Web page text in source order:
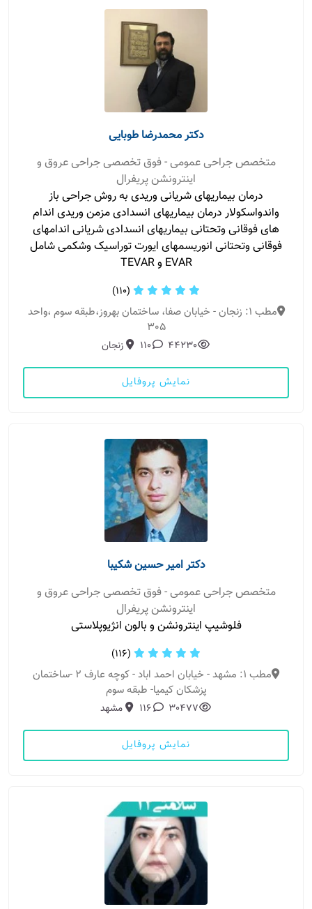
دکتر محمدرضا طوبایی
متخصص جراحی عمومی - فوق تخصصی جراحی عروق و
اینترونشن پریفرال
درمان بیماریهای شریانی وریدی به روش جراحی باز
واندواسکولار درمان بیماریهای انسدادی مزمن وریدی اندام
های فوقانی وتحتانی بیماریهای انسدادی شریانی اندامهای
فوقانی وتحتانی انوریسمهای ایورت توراسیک وشکمی شامل
EVAR و TEVAR
(110)
مطب 1: زنجان - خيابان صفا، ساختمان بهروز،طبقه سوم ،واحد
٣٠٥
44230
110 زنجان
نمایش پروفایل
دکتر امیر حسین شکیبا
متخصص جراحی عمومی - فوق تخصصی جراحی عروق و
اینترونشن پریفرال
فلوشیپ اینترونشن و بالون انژیوپلاستی
(116)
مطب 1: مشهد - خیابان احمد اباد - کوچه عارف 2 -ساختمان
پزشکان کیمیا- طبقه سوم
30477
116 مشهد
نمایش پروفایل